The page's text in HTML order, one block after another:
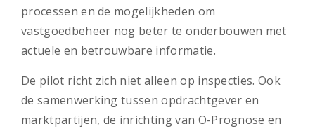
processen en de mogelijkheden om
vastgoedbeheer nog beter te onderbouwen met
actuele en betrouwbare informatie.
De pilot richt zich niet alleen op inspecties. Ook
de samenwerking tussen opdrachtgever en
marktpartijen, de inrichting van O-Prognose en